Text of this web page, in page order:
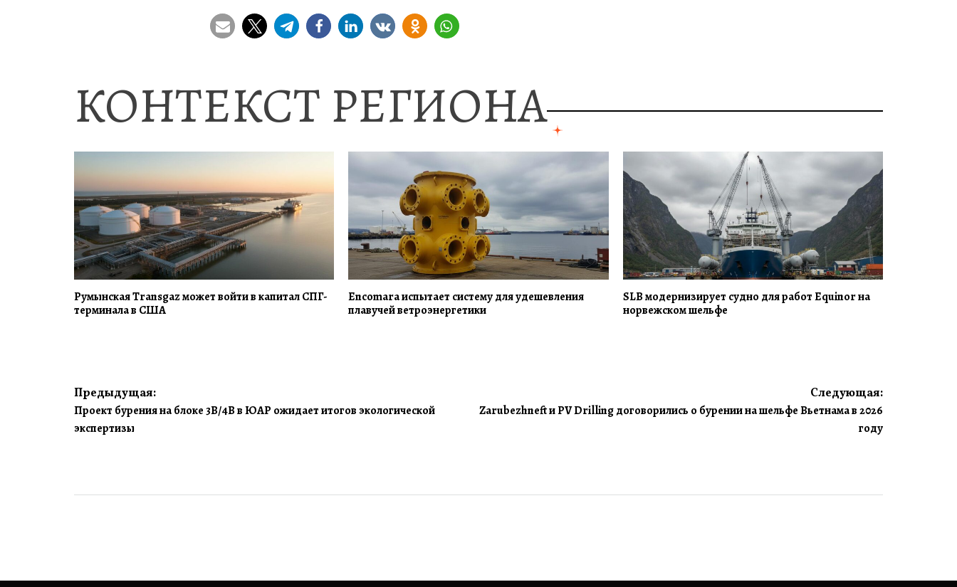
КОНТЕКСТ РЕГИОНА
Румынская Transgaz может войти в капитал СПГ-
терминала в США
Encomara испытает систему для удешевления
плавучей ветроэнергетики
SLB модернизирует судно для работ Equinor на
норвежском шельфе
Навигация
по
Предыдущая:
Проект бурения на блоке 3B/4B в ЮАР ожидает итогов экологической
экспертизы
Следующая:
Zarubezhneft и PV Drilling договорились о бурении на шельфе Вьетнама в 2026
году